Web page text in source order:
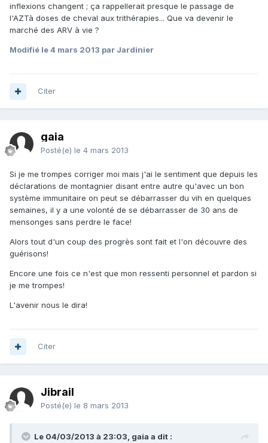
inflexions changent ; ça rappellerait presque le passage de
l'AZTà doses de cheval aux trithérapies... Que va devenir le
marché des ARV à vie ?
Modifié le 4 mars 2013 par Jardinier
Citer
gaia
Posté(e) le 4 mars 2013
Si je me trompes corriger moi mais j'ai le sentiment que depuis les
déclarations de montagnier disant entre autre qu'avec un bon
système immunitaire on peut se débarrasser du vih en quelques
semaines, il y a une volonté de se débarrasser de 30 ans de
mensonges sans perdre le face!
Alors tout d'un coup des progrès sont fait et l'on découvre des
guérisons!
Encore une fois ce n'est que mon ressenti personnel et pardon si
je me trompes!
L'avenir nous le dira!
Citer
Jibrail
Posté(e) le 8 mars 2013
Le 04/03/2013 à 23:03, gaia a dit :